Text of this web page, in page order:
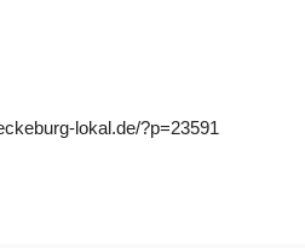
lokal.de/?p=23591